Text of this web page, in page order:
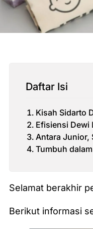
Daftar Isi
Kisah Sidarto
Efisiensi Dewi
Antara Junior,
Tumbuh
Selamat berakhir
Berikut informasi